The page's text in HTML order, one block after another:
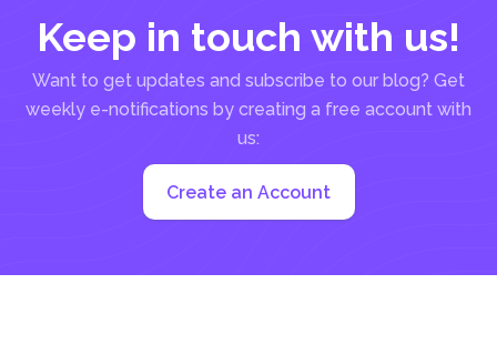
Keep in touch with us!
Want to get updates and subscribe to our blog? Get
weekly e-notifications by creating a free account with
us:
Create an Account